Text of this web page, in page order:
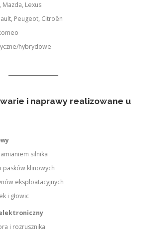
Mazda, Lexus
Peugeot, Citroën
hybrydowe
i naprawy realizowane u
silnika
pasków klinowych
eksploatacyjnych
i głowic
i rozrusznika